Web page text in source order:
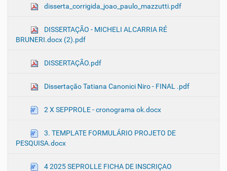
disserta_corrigida_joao_paulo_mazzutti.pdf
DISSERTAÇÃO - MICHELI ALCARRIA RÉ
BRUNERI.docx (2).pdf
DISSERTAÇÃO.pdf
Dissertação Tatiana Canonici Niro - FINAL .pdf
2 X SEPPROLE - cronograma ok.docx
3. TEMPLATE FORMULÁRIO PROJETO DE
PESQUISA.docx
4 2025 SEPROLLE FICHA DE INSCRIÇAO